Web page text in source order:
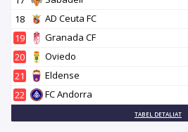
18
AD Ceuta FC
19
Granada CF
20
Oviedo
21
Eldense
22
FC Andorra
TABEL DETALIAT